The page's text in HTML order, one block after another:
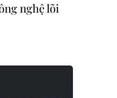
nghệ lõi